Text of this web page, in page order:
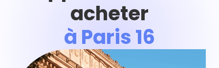
acheter
à Paris 16